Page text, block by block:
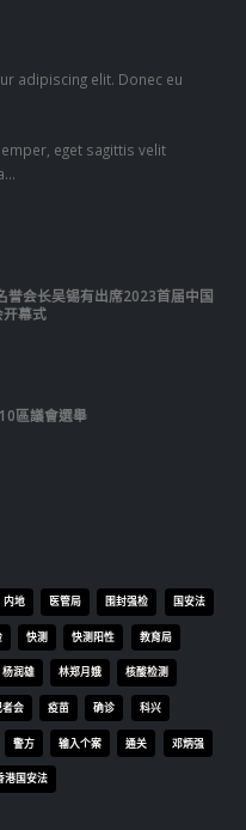
adipiscing elit. Donec eu
eget sagittis velit
誉会长吴锡有出席2023首届中国
开幕式
區議會選舉
内地 医管局 围封强检 国安法
快测 快测阳性 教育局
杨润雄 林郑月娥 核酸检测
会 疫苗 确诊 科兴
警方 输入个案 通关 邓炳强
港国安法